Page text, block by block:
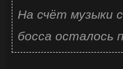
На счёт музыки
босса осталось